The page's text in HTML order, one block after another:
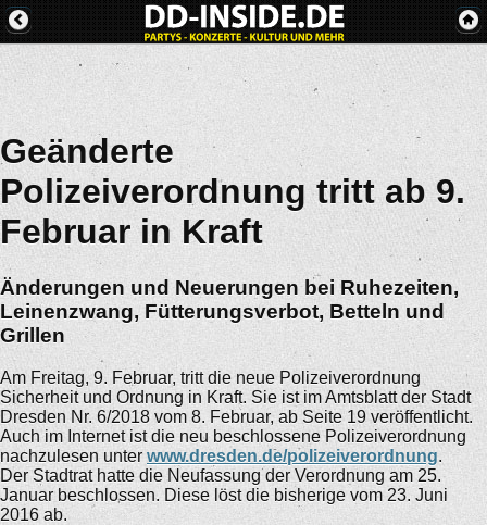
Geänderte
Polizeiverordnung tritt ab 9.
Februar in Kraft
Änderungen und Neuerungen bei Ruhezeiten,
Leinenzwang, Fütterungsverbot, Betteln und
Grillen
Am Freitag, 9. Februar, tritt die neue Polizeiverordnung
Sicherheit und Ordnung in Kraft. Sie ist im Amtsblatt der Stadt
Dresden Nr. 6/2018 vom 8. Februar, ab Seite 19 veröffentlicht.
Auch im Internet ist die neu beschlossene Polizeiverordnung
nachzulesen unter www.dresden.de/polizeiverordnung.
Der Stadtrat hatte die Neufassung der Verordnung am 25.
Januar beschlossen. Diese löst die bisherige vom 23. Juni
2016 ab.